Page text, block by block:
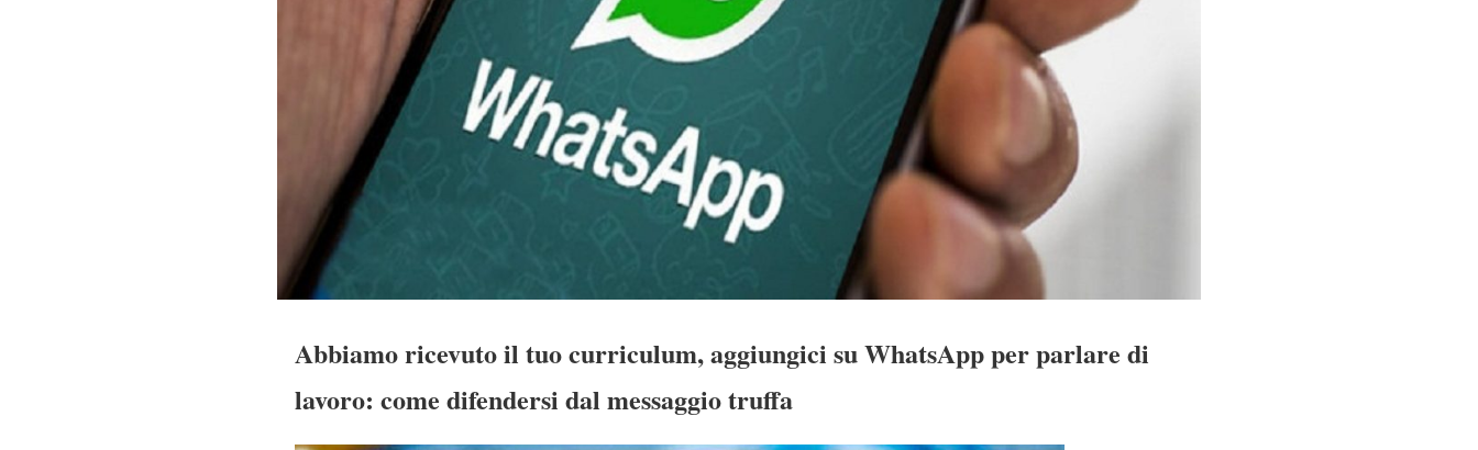
Abbiamo ricevuto il tuo curriculum, aggiungici su WhatsApp per parlare di
lavoro: come difendersi dal messaggio truffa